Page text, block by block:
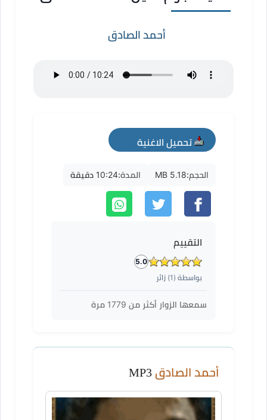
أحمد الصادق
تحميل الاغنية
mp3
الحجم:5.18 MB المدة:10:24 دقيقة
التقييم
5.0
بواسطة ( 1) زائر
سمعها الزوار أكثر من 1779 مرة
أحمد الصادق